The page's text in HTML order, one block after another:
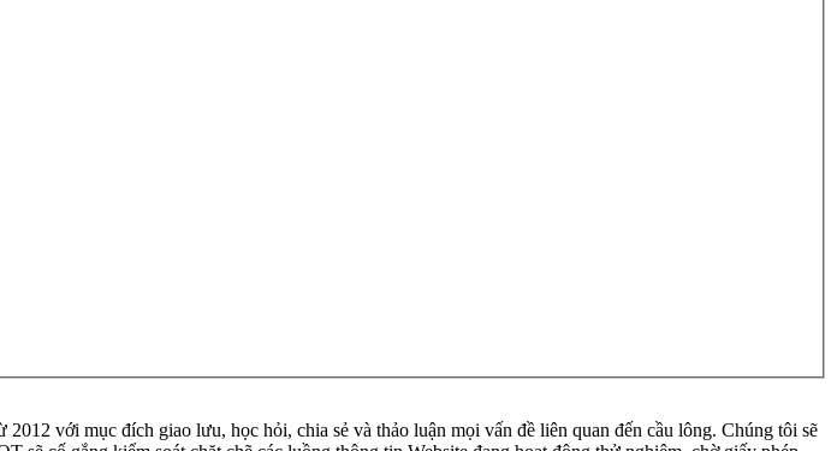
với mục đích giao lưu, học hỏi, chia sẻ và thảo luận mọi vấn đề liên quan đến cầu lông. Chúng tôi sẽ